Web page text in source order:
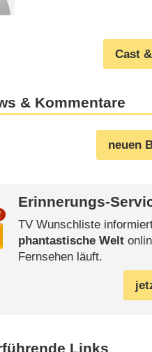
Cast
& Kommentare
neuen
Erinnerungs-
TV Wunschliste
phantastische Welt
Fernsehen läuft.
Links